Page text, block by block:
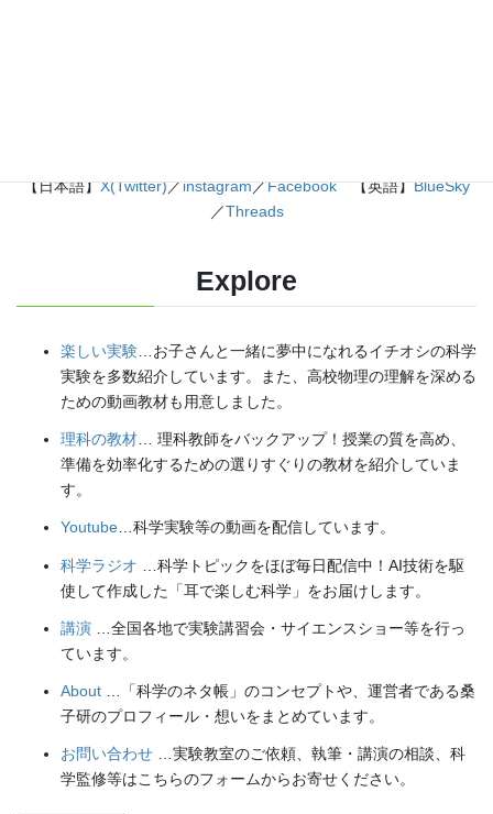
【日本語】X(Twitter)／instagram／Facebook【英語】BlueSky
／Threads
Explore
楽しい実験 …お子さんと一緒に夢中になれるイチオシの科学
実験を多数紹介しています。また、高校物理の理解を深める
ための動画教材も用意しました。
理科の教材 … 理科教師をバックアップ！授業の質を高め、
準備を効率化するための選りすぐりの教材を紹介していま
す。
Youtube…科学実験等の動画を配信しています。
科学ラジオ …科学トピックをほぼ毎日配信中！AI技術を駆
使して作成した「耳で楽しむ科学」をお届けします。
講演 …全国各地で実験講習会・サイエンスショー等を行っ
ています。
About …「科学のネタ帳」のコンセプトや、運営者である桑
子研のプロフィール・想いをまとめています。
お問い合わせ …実験教室のご依頼、執筆・講演の相談、科
学監修等はこちらのフォームからお寄せください。